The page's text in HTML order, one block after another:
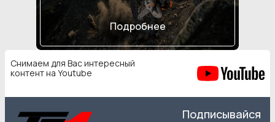
Подробнее
Снимаем для Вас интересный
контент на Youtube
Подписывайся